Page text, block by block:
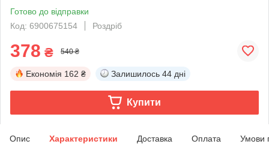
Готово до відправки
Код: 6900675154
Роздріб
378 ₴ 540 ₴
Економія 162 ₴ Залишилось 44 дні
Купити
Опис Характеристики Доставка Оплата Умови